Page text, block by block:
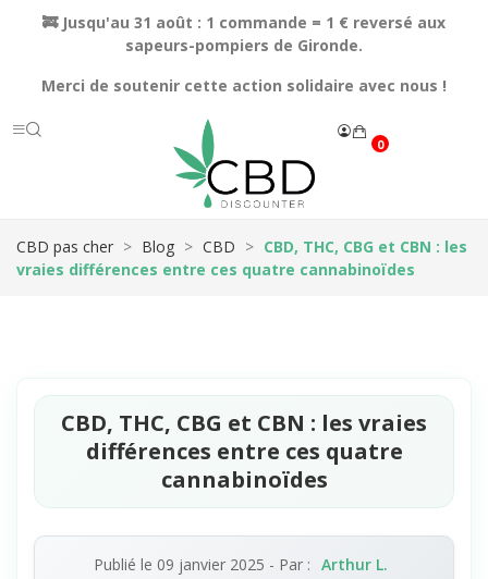
🚒 Jusqu'au 31 août : 1 commande = 1 € reversé aux
sapeurs-pompiers de Gironde.
Merci de soutenir cette action solidaire avec nous !
0
CBD pas cher Blog CBD
CBD, THC, CBG et CBN : les
vraies différences entre ces quatre cannabinoïdes
CBD, THC, CBG et CBN : les vraies
différences entre ces quatre
cannabinoïdes
Publié le 09 janvier 2025 - Par : Arthur L.